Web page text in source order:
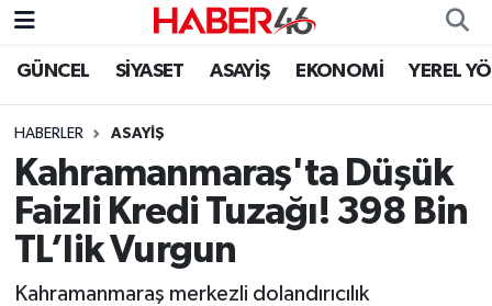
GÜNCEL SİYASET ASAYİŞ EKONOMİ YEREL
HABERLER ASAYİŞ
Kahramanmaraş'ta Düşük
Faizli Kredi Tuzağı! 398 Bin
TL’lik Vurgun
Kahramanmaraş merkezli dolandırıcılık
GÜNCEL
SİYASET
EKONOMİ
SPOR
Nöbetçi Eczaneler
Hava Durumu
Kahramanmaraş Namaz Vakitleri
Trafik Durumu